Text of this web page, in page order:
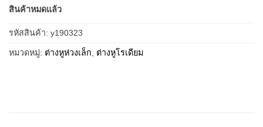
สินค้าหมดแล้ว
รหัสสินค้า: y190323
หมวดหมู่: ต่างหูห่วงเล็ก ต่างหูโรเดียม